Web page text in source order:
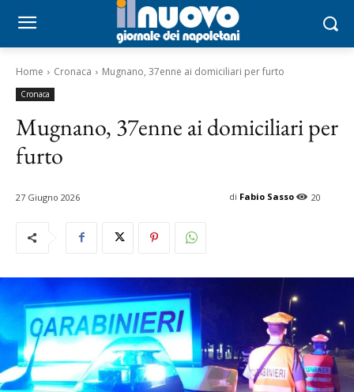
Home Cronaca Mugnano, 37enne ai domiciliari per furto
Cronaca
Mugnano, 37enne ai domiciliari per
furto
27 Giugno 2026 20
di Fabio Sasso